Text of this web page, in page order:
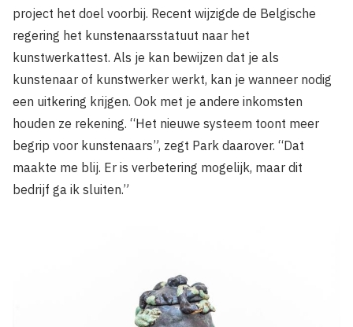
project het doel voorbij. Recent wijzigde de Belgische
regering het kunstenaarsstatuut naar het
kunstwerkattest. Als je kan bewijzen dat je als
kunstenaar of kunstwerker werkt, kan je wanneer nodig
een uitkering krijgen. Ook met je andere inkomsten
houden ze rekening. “Het nieuwe systeem toont meer
begrip voor kunstenaars”, zegt Park daarover. “Dat
maakte me blij. Er is verbetering mogelijk, maar dit
bedrijf ga ik sluiten.”